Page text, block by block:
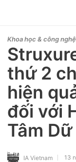
Khoa học & công nghệ
thứ 2
hiện
đối với
Tâm
IA Vietnam 13